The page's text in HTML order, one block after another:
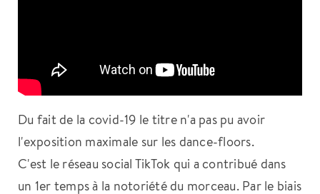
Du fait de la covid-19 le titre n'a pas pu avoir
l'exposition maximale sur les dance-floors.
C'est le réseau social TikTok qui a contribué dans
un 1er temps à la notoriété du morceau. Par le biais